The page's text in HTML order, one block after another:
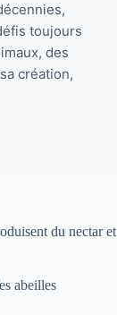
toujours
des
création,
du nectar et
abeilles